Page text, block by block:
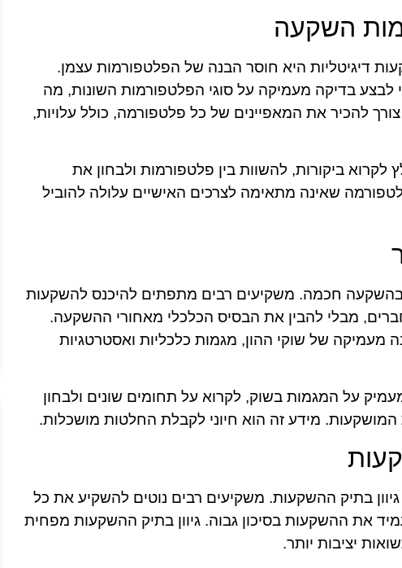
השקעה
דיגיטליות היא חוסר הבנה של הפלטפורמות עצמן.
לבצע בדיקה מעמיקה על סוגי הפלטפורמות השונות, מה
להכיר את המאפיינים של כל פלטפורמה, כולל עלויות,
לקרוא ביקורות, להשוות בין פלטפורמות ולבחון את
שאינה מתאימה לצרכים האישיים עלולה להוביל
בהשקעה חכמה. משקיעים רבים מתפתים להיכנס להשקעות
מבלי להבין את הבסיס הכלכלי מאחורי ההשקעה.
מעמיקה של שוקי ההון, מגמות כלכליות ואסטרטגיות
על המגמות בשוק, לקרוא על תחומים שונים ולבחון
מידע זה הוא חיוני לקבלת החלטות מושכלות.
גיוון בתיק ההשקעות. משקיעים רבים נוטים להשקיע את כל
את ההשקעות בסיכון גבוה. גיוון בתיק ההשקעות מפחית
יציבות יותר.